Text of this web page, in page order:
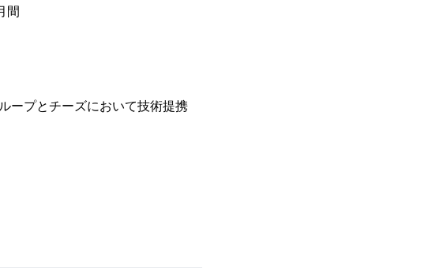
間
ープとチーズにおいて技術提携